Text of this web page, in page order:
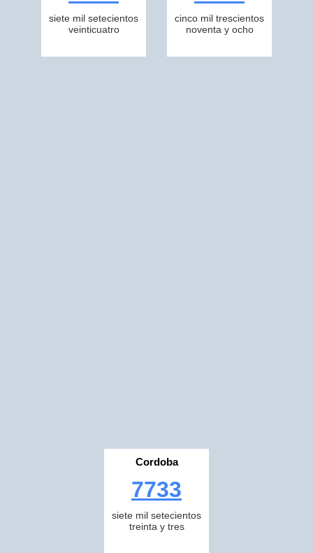
siete mil setecientos
veinticuatro
cinco mil trescientos
noventa y ocho
Cordoba
7733
siete mil setecientos
treinta y tres